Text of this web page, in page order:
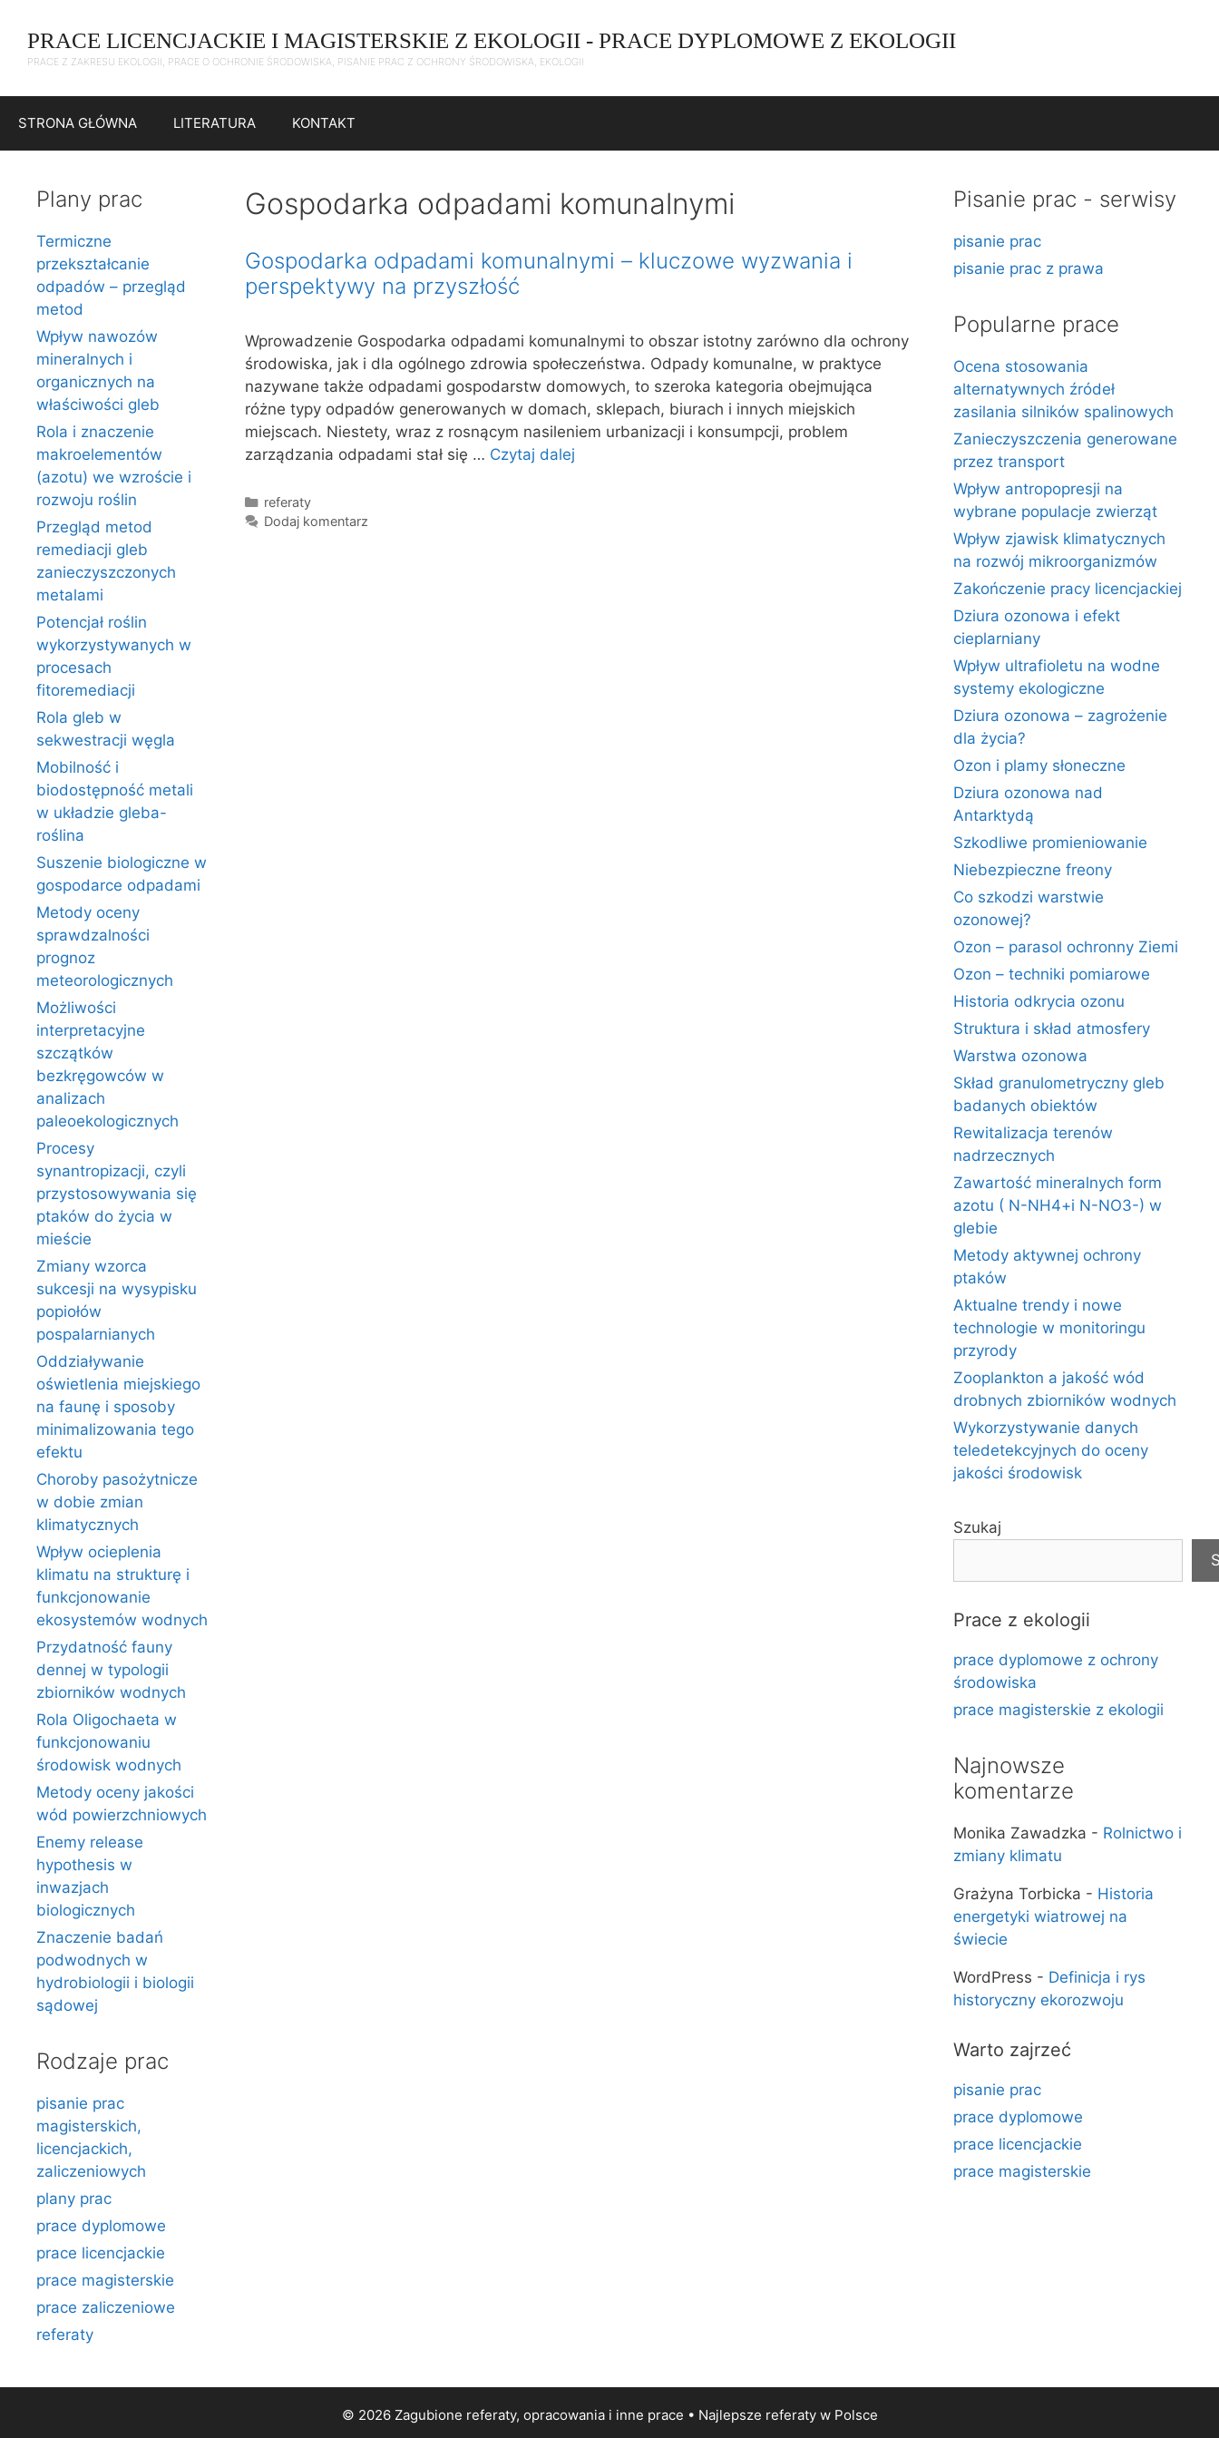
treści
PRACE LICENCJACKIE I MAGISTERSKIE Z EKOLOGII - PRACE DYPLOMOWE Z EKOLOGII
PRACE Z ZAKRESU EKOLOGII, PRACE O OCHRONIE ŚRODOWISKA, PISANIE PRAC Z OCHRONY ŚRODOWISKA, EKOLOGII
STRONA GŁÓWNA LITERATURA KONTAKT
Gospodarka odpadami komunalnymi
Gospodarka odpadami komunalnymi – kluczowe wyzwania i
perspektywy na przyszłość
Wprowadzenie Gospodarka odpadami komunalnymi to obszar istotny zarówno dla ochrony
środowiska, jak i dla ogólnego zdrowia społeczeństwa. Odpady komunalne, w praktyce
nazywane także odpadami gospodarstw domowych, to szeroka kategoria obejmująca
różne typy odpadów generowanych w domach, sklepach, biurach i innych miejskich
miejscach. Niestety, wraz z rosnącym nasileniem urbanizacji i konsumpcji, problem
zarządzania odpadami stał się … Czytaj dalej
Kategorie
referaty
Dodaj komentarz
Plany prac
Termiczne
przekształcanie
odpadów – przegląd
metod
Wpływ nawozów
mineralnych i
organicznych na
właściwości gleb
Rola i znaczenie
makroelementów
(azotu) we wzroście i
rozwoju roślin
Przegląd metod
remediacji gleb
zanieczyszczonych
metalami
Potencjał roślin
wykorzystywanych w
procesach
fitoremediacji
Rola gleb w
sekwestracji węgla
Mobilność i
biodostępność metali
w układzie gleba-
roślina
Suszenie biologiczne w
gospodarce odpadami
Metody oceny
sprawdzalności
prognoz
meteorologicznych
Możliwości
interpretacyjne
szczątków
bezkręgowców w
analizach
paleoekologicznych
Procesy
synantropizacji, czyli
przystosowywania się
ptaków do życia w
mieście
Zmiany wzorca
sukcesji na wysypisku
popiołów
pospalarnianych
Oddziaływanie
oświetlenia miejskiego
na faunę i sposoby
minimalizowania tego
efektu
Choroby pasożytnicze
w dobie zmian
klimatycznych
Wpływ ocieplenia
klimatu na strukturę i
funkcjonowanie
ekosystemów wodnych
Przydatność fauny
dennej w typologii
zbiorników wodnych
Rola Oligochaeta w
funkcjonowaniu
środowisk wodnych
Metody oceny jakości
wód powierzchniowych
Enemy release
hypothesis w
inwazjach
biologicznych
Znaczenie badań
podwodnych w
hydrobiologii i biologii
sądowej
Rodzaje prac
pisanie prac
magisterskich,
licencjackich,
zaliczeniowych
plany prac
prace dyplomowe
prace licencjackie
prace magisterskie
prace zaliczeniowe
referaty
Pisanie prac - serwisy
pisanie prac
pisanie prac z prawa
Popularne prace
Ocena stosowania
alternatywnych źródeł
zasilania silników spalinowych
Zanieczyszczenia generowane
przez transport
Wpływ antropopresji na
wybrane populacje zwierząt
Wpływ zjawisk klimatycznych
na rozwój mikroorganizmów
Zakończenie pracy licencjackiej
Dziura ozonowa i efekt
cieplarniany
Wpływ ultrafioletu na wodne
systemy ekologiczne
Dziura ozonowa – zagrożenie
dla życia?
Ozon i plamy słoneczne
Dziura ozonowa nad
Antarktydą
Szkodliwe promieniowanie
Niebezpieczne freony
Co szkodzi warstwie
ozonowej?
Ozon – parasol ochronny Ziemi
Ozon – techniki pomiarowe
Historia odkrycia ozonu
Struktura i skład atmosfery
Warstwa ozonowa
Skład granulometryczny gleb
badanych obiektów
Rewitalizacja terenów
nadrzecznych
Zawartość mineralnych form
azotu ( N-NH4+i N-NO3-) w
glebie
Metody aktywnej ochrony
ptaków
Aktualne trendy i nowe
technologie w monitoringu
przyrody
Zooplankton a jakość wód
drobnych zbiorników wodnych
Wykorzystywanie danych
teledetekcyjnych do oceny
jakości środowisk
Szukaj
Prace z ekologii
prace dyplomowe z ochrony
środowiska
prace magisterskie z ekologii
Najnowsze
komentarze
Monika Zawadzka - Rolnictwo i
zmiany klimatu
Grażyna Torbicka - Historia
energetyki wiatrowej na
świecie
WordPress - Definicja i rys
historyczny ekorozwoju
Warto zajrzeć
pisanie prac
prace dyplomowe
prace licencjackie
prace magisterskie
© 2026 Zagubione referaty, opracowania i inne prace • Najlepsze referatyw Polsce